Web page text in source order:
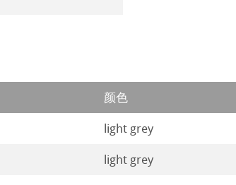
颜色
light grey
light grey